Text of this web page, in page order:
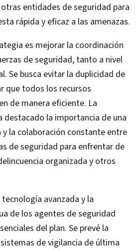
entidades de seguridad para
rápida y eficaz a las amenazas.
es mejorar la coordinación
de seguridad, tanto a nivel
Se busca evitar la duplicidad de
que todos los recursos
de manera eficiente. La
destacado la importancia de una
la colaboración constante entre
de seguridad para enfrentar de
organizada y otros
avanzada y la
de los agentes de seguridad
del plan. Se prevé la
de vigilancia de última